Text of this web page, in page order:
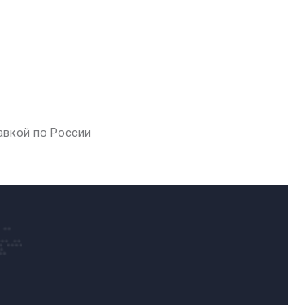
по России